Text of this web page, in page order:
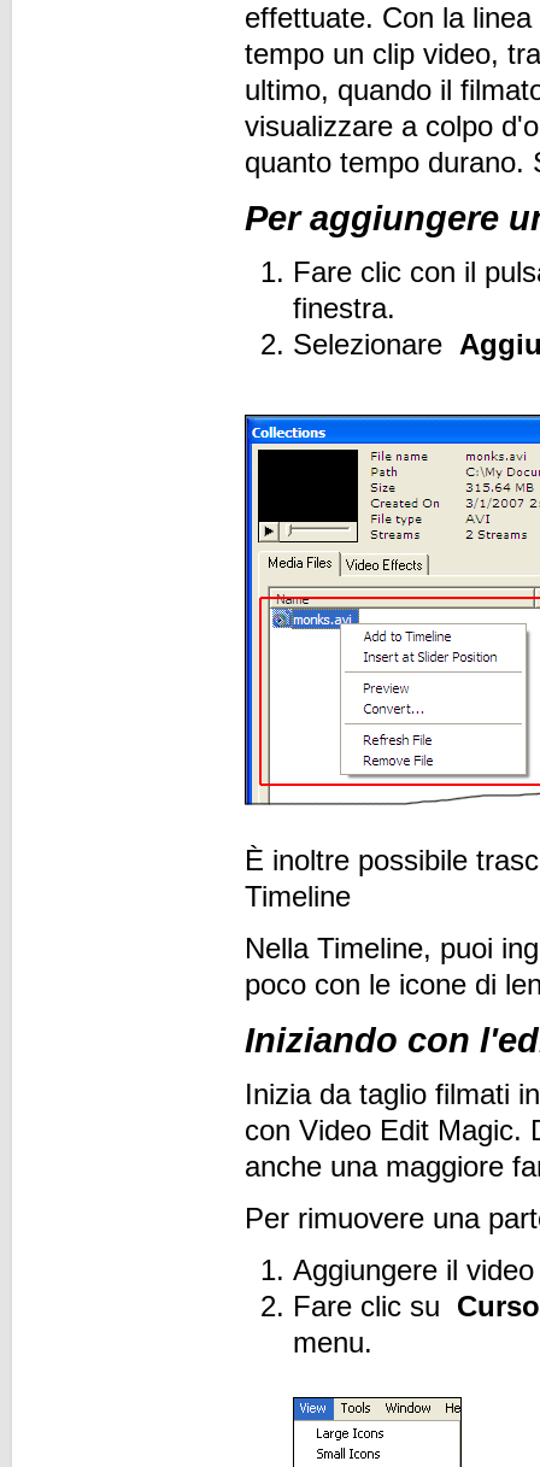
effettuate. Con la
tempo un clip video,
ultimo, quando il
visualizzare a colpo
quanto tempo
Per aggiungere
Fare clic con il
finestra.
Selezionare
È inoltre possibile
Timeline
Nella Timeline, puoi
poco con le icone di
Iniziando con
Inizia da taglio filmati
con Video Edit Magic.
anche una maggiore
Per rimuovere una
Aggiungere il
Fare clic su
menu.